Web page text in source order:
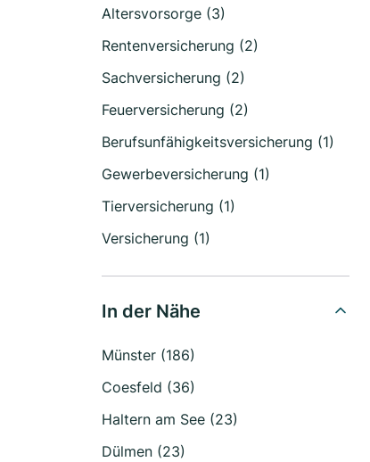
Altersvorsorge (3)
Rentenversicherung (2)
Sachversicherung (2)
Feuerversicherung (2)
Berufsunfähigkeitsversicherung (1)
Gewerbeversicherung (1)
Tierversicherung (1)
Versicherung (1)
In der Nähe
Münster (186)
Coesfeld (36)
Haltern am See (23)
Dülmen (23)